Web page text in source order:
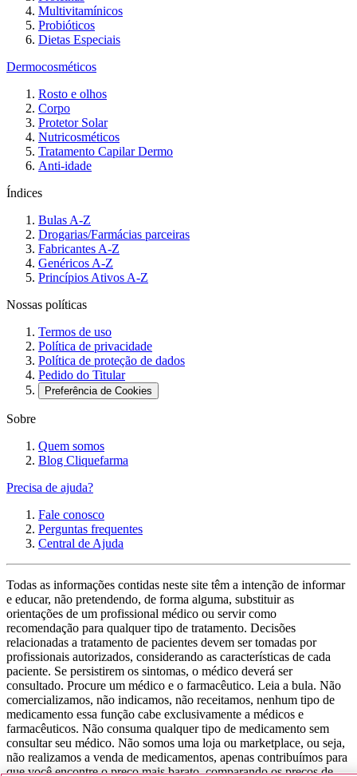
Multivitamínicos
Probióticos
Dietas Especiais
Dermocosméticos
Rosto e olhos
Corpo
Protetor Solar
Nutricosméticos
Tratamento Capilar Dermo
Anti-idade
Índices
Bulas A-Z
Drogarias/Farmácias parceiras
Fabricantes A-Z
Genéricos A-Z
Princípios Ativos A-Z
Nossas políticas
Termos de uso
Política de privacidade
Política de proteção de dados
Pedido do Titular
Preferência de Cookies
Sobre
Quem somos
Blog Cliquefarma
Precisa de ajuda?
Fale conosco
Perguntas frequentes
Central de Ajuda
Todas as informações contidas neste site têm a intenção de informar
e educar, não pretendendo, de forma alguma, substituir as
orientações de um profissional médico ou servir como
recomendação para qualquer tipo de tratamento. Decisões
relacionadas a tratamento de pacientes devem ser tomadas por
profissionais autorizados, considerando as características de cada
paciente. Se persistirem os sintomas, o médico deverá ser
consultado. Procure um médico e o farmacêutico. Leia a bula. Não
comercializamos, não indicamos, não receitamos, nenhum tipo de
medicamento essa função cabe exclusivamente a médicos e
farmacêuticos. Não consuma qualquer tipo de medicamento sem
consultar seu médico. Não somos uma loja ou marketplace, ou seja,
não realizamos a venda de medicamentos, apenas contribuímos para
que você encontre o preço mais barato, comparando os preços de